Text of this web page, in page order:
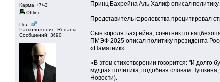
Карма +7/-3
Offline
Пол:
Расположение: Redania
Сообщений: 3690
Принц Бахрейна Аль Халиф описал
Представитель королевства процитировал
Сын короля Бахрейна, советник по
ПМЭФ-2025 описал политику президента
«Памятник».
«В этом стихотворении говорится: "И долго
мудрая политика, подобная словам
Новости).